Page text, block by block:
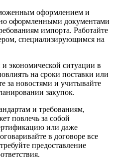
оформлением и
оформленными документами
импорта. Работайте
специализирующимся на
экономической ситуации в
на сроки поставки или
за новостями и учитывайте
закупок.
и требованиям,
повлечь за собой
или даже
в договоре все
предоставление